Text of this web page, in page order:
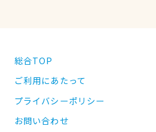
総合TOP
ご利用にあたって
プライバシーポリシー
お問い合わせ